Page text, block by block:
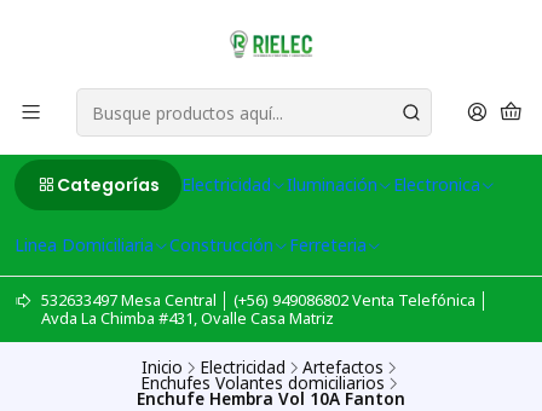
Categorías Electricidad Iluminación Electronica
Linea Domiciliaria Construcción Ferreteria
532633497 Mesa Central │ (+56) 949086802 Venta Telefónica │
Avda La Chimba #431, Ovalle Casa Matriz
Inicio Electricidad Artefactos
Enchufes Volantes domiciliarios
Enchufe Hembra Vol 10A Fanton